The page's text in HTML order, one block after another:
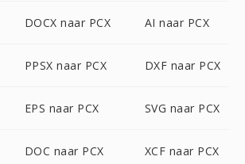
DOCX naar PCX AI naar PCX
PPSX naar PCX DXF naar PCX
EPS naar PCX SVG naar PCX
DOC naar PCX XCF naar PCX